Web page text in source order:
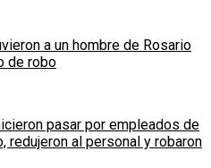
a un hombre de Rosario
de robo
pasar por empleados de
redujeron al personal y robaron